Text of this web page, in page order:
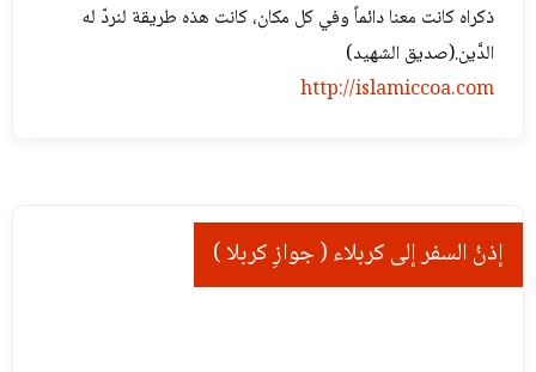
ذكراه كانت معنا دائماً وفي كل مكان، كانت هذه طريقة لنردّ له
الدَّين.(صديق الشهيد)
http://islamiccoa.com
إذنُ السفر إلى كربلاء ( جوازِ کربلا )